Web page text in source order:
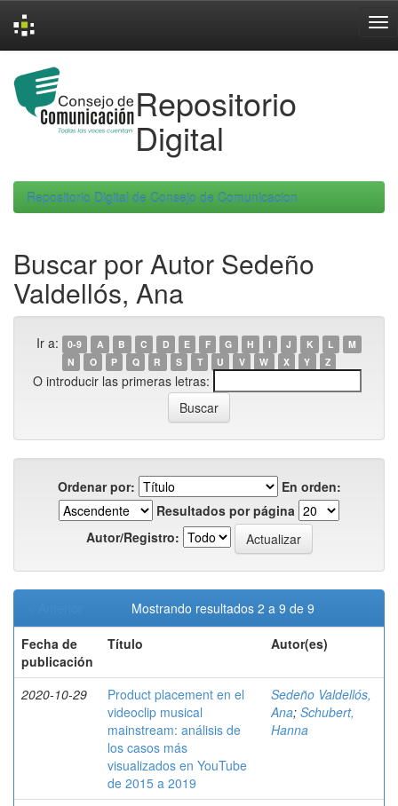
navigation
Repositorio
Digital
Repositorio Digital de Consejo de Comunicacion
Buscar por Autor Sedeño
Valdellós, Ana
Ir a: 0-9 A B C D E F G H I J K L
M
N
O P Q R S T U V W X Y Z
O introducir las primeras letras:
Ordenar por:
En orden:
Resultados por página
Autor/Registro:
Mostrando resultados 2 a 9 de 9
Fecha de
publicación
Título Autor(es)
2020-10-29
Product placement en el
videoclip musical
mainstream: análisis de
los casos más
visualizados en YouTube
de 2015 a 2019
Sedeño Valdellós,
Ana; Schubert,
Hanna